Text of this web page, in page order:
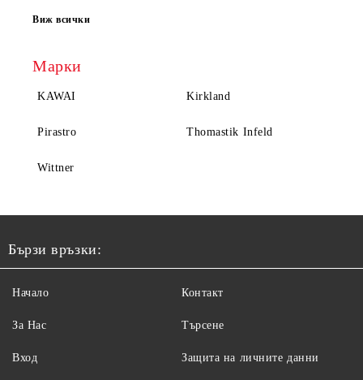
Виж всички
Марки
KAWAI Kirkland
Pirastro Thomastik Infeld
Wittner
Бързи връзки:
Начало
За Нас
Вход
Контакт
Търсене
Защита на личните данни